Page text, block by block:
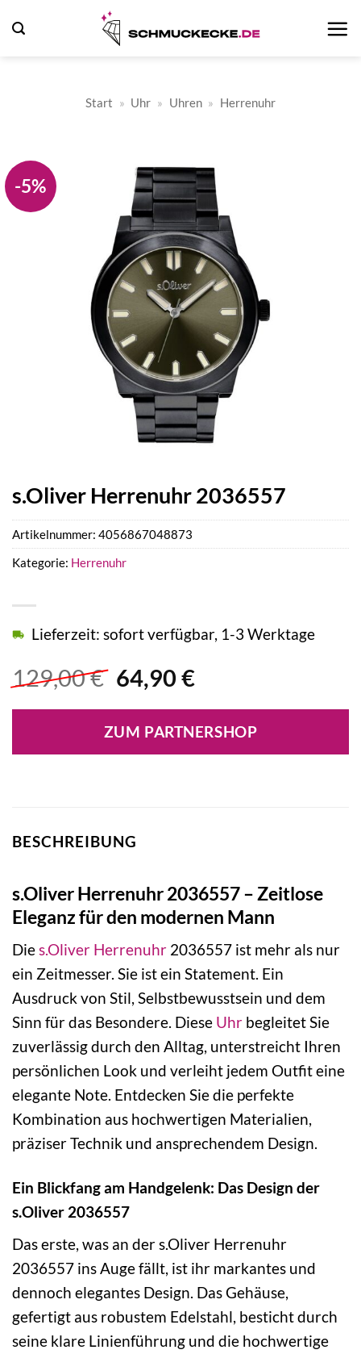
Inhalt
Start » Uhr » Uhren » Herrenuhr
-5%
s.Oliver Herrenuhr 2036557
129,00€ Ursprünglicher
war:
129,00 €
64,90 €Aktueller
ist:
64,90 €.
Lieferzeit: sofort verfügbar, 1-3 Werktage
ZUM PARTNERSHOP
Artikelnummer: 4056867048873
Kategorie: Herrenuhr
BESCHREIBUNG
s.Oliver Herrenuhr 2036557 – Zeitlose
Eleganz für den modernen Mann
Dies.Oliver Herrenuhr 2036557 ist mehr als nur
ein Zeitmesser. Sie ist ein Statement. Ein
Ausdruck von Stil, Selbstbewusstsein und dem
Sinn für das Besondere. Diese Uhr begleitet Sie
zuverlässig durch den Alltag, unterstreicht Ihren
persönlichen Look und verleiht jedem Outfit eine
elegante Note. Entdecken Sie die perfekte
Kombination aus hochwertigen Materialien,
präziser Technik und ansprechendem Design.
Ein Blickfang am Handgelenk: Das Design der
s.Oliver 2036557
Das erste, was an der s.Oliver Herrenuhr
2036557 ins Auge fällt, ist ihr markantes und
dennoch elegantes Design. Das Gehäuse,
gefertigt aus robustem Edelstahl, besticht durch
seine klare Linienführung und die hochwertige